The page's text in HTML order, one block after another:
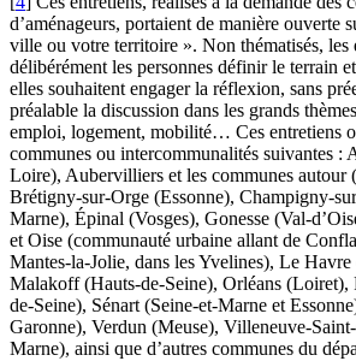
d’aménageurs, portaient de manière ouverte
ville ou votre territoire ». Non thématisés, les
délibérément les personnes définir le terrain
elles souhaitent engager la réflexion, sans
préalable la discussion dans les grands
emploi, logement, mobilité… Ces entretiens
communes ou intercommunalités suivantes :
Loire), Aubervilliers et les communes autour
Brétigny-sur-Orge (Essonne), Champigny-
Marne), Épinal (Vosges), Gonesse (Val-
et Oise (communauté urbaine allant de
Mantes-la-Jolie, dans les Yvelines), Le
Malakoff (Hauts-de-Seine), Orléans (Loiret),
de-Seine), Sénart (Seine-et-Marne et
Garonne), Verdun (Meuse), Villeneuve-
Marne), ainsi que d’autres communes du